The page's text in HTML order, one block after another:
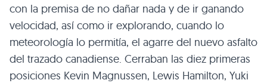
con la premisa de no dañar nada y de ir ganando
velocidad, así como ir explorando, cuando lo
meteorología lo permitía, el agarre del nuevo asfalto
del trazado canadiense. Cerraban las diez primeras
posiciones Kevin Magnussen, Lewis Hamilton, Yuki